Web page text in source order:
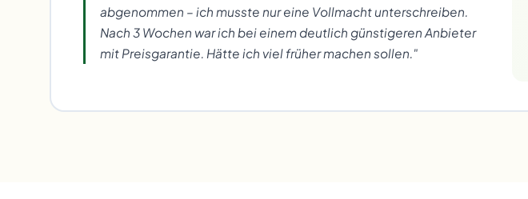
abgenommen – ich musste nur eine Vollmacht unterschreiben.
Nach 3 Wochen war ich bei einem deutlich günstigeren Anbieter
mit Preisgarantie. Hätte ich viel früher machen sollen."